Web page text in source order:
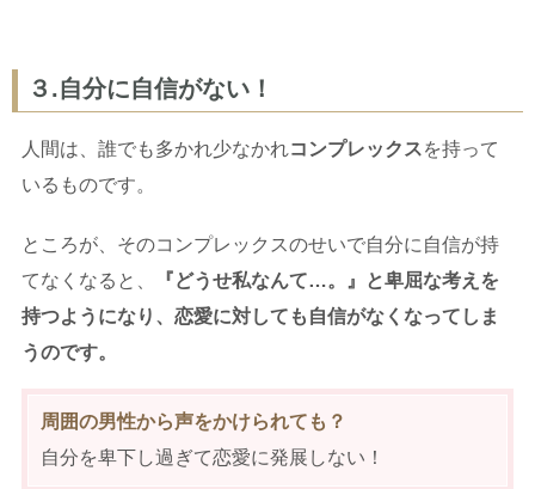
３.自分に自信がない！
人間は、誰でも多かれ少なかれコンプレックスを持って
いるものです。
ところが、そのコンプレックスのせいで自分に自信が持
てなくなると、
『どうせ私なんて…。』と卑屈な考えを
持つようになり、恋愛に対しても自信がなくなってしま
うのです。
周囲の男性から声をかけられても？
自分を卑下し過ぎて恋愛に発展しない！